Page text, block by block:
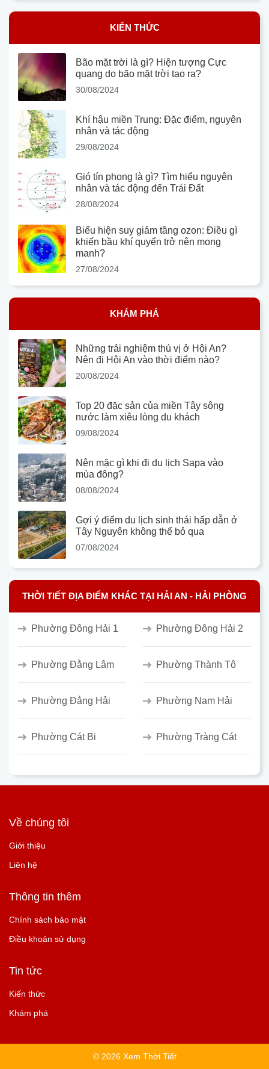
KIẾN THỨC
Bão mặt trời là gì? Hiện tượng Cực
quang do bão mặt trời tạo ra?
30/08/2024
Khí hậu miền Trung: Đặc điểm, nguyên
nhân và tác động
29/08/2024
Gió tín phong là gì? Tìm hiểu nguyên
nhân và tác động đến Trái Đất
28/08/2024
Biểu hiện suy giảm tầng ozon: Điều gì
khiến bầu khí quyển trở nên mong
manh?
27/08/2024
KHÁM PHÁ
Những trải nghiệm thú vị ở Hội An?
Nên đi Hội An vào thời điểm nào?
20/08/2024
Top 20 đặc sản của miền Tây sông
nước làm xiêu lòng du khách
09/08/2024
Nên mặc gì khi đi du lịch Sapa vào
mùa đông?
08/08/2024
Gợi ý điểm du lịch sinh thái hấp dẫn ở
Tây Nguyên không thể bỏ qua
07/08/2024
THỜI TIẾT ĐỊA ĐIỂM KHÁC TẠI HẢI AN - HẢI PHÒNG
Phường Đông Hải 1 Phường Đông Hải 2
Phường Đằng Lâm Phường Thành Tô
Phường Đằng Hải Phường Nam Hải
Phường Cát Bi Phường Tràng Cát
Về chúng tôi
Giới thiệu
Liên hệ
Thông tin thêm
Chính sách bảo mật
Điều khoản sử dụng
Tin tức
Kiến thức
Khám phá
© 2026 Xem Thời Tiết